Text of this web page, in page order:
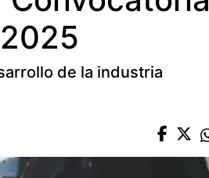
de la industria